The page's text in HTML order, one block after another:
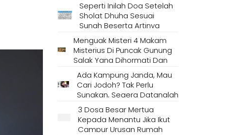
Seperti Inilah Doa Setelah
Sholat Dhuha Sesuai
Sunah Beserta Artinya
Menguak Misteri 4 Makam
Misterius Di Puncak Gunung
Salak Yang Dihormati Dan
Dianggap Tempat Suci Oleh
Masyarakat Setempat
Ada Kampung Janda, Mau
Cari Jodoh? Tak Perlu
Sungkan, Segera Datanglah
Ke Desa Ini
3 Dosa Besar Mertua
Kepada Menantu Jika Ikut
Campur Urusan Rumah